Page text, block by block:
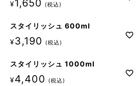
¥1,650 税込
スタイリッシュ 600ml
¥3,190 税込
スタイリッシュ 1000ml
¥4,400 税込